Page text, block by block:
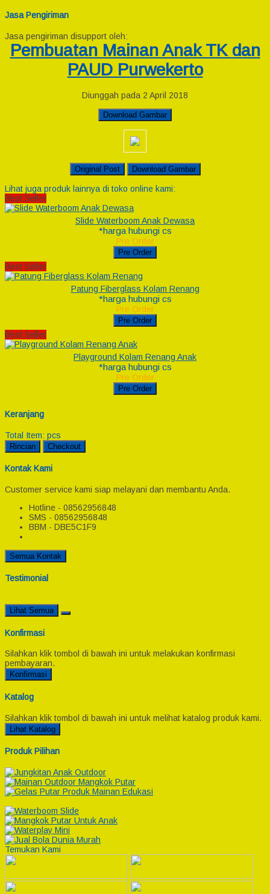
Jasa Pengiriman
Jasa pengiriman disupport oleh:
Pembuatan Mainan Anak TK dan
PAUD Purwekerto
Diunggah pada 2 April 2018
Download Gambar
Original Post Download Gambar
Lihat juga produk lainnya di toko online kami:
Best Seller
Slide Waterboom Anak Dewasa
*harga hubungi cs
Pre Order
Pre Order
Best Seller
Patung Fiberglass Kolam Renang
*harga hubungi cs
Pre Order
Pre Order
Best Seller
Playground Kolam Renang Anak
*harga hubungi cs
Pre Order
Pre Order
Keranjang
Total Item: pcs
Rincian Checkout
Kontak Kami
Customer service kami siap melayani dan membantu Anda.
Hotline - 08562956848
SMS - 08562956848
BBM - DBE5C1F9
Semua Kontak
Testimonial
Lihat Semua
Konfirmasi
Silahkan klik tombol di bawah ini untuk melakukan konfirmasi
pembayaran.
Konfirmasi
Katalog
Silahkan klik tombol di bawah ini untuk melihat katalog produk kami.
Lihat Katalog
Produk Pilihan
Temukan Kami